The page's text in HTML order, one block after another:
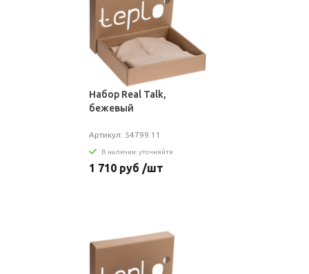
Набор Real Talk,
бежевый
Артикул: 54799.11
В наличии: уточняйте
1 710 руб /шт